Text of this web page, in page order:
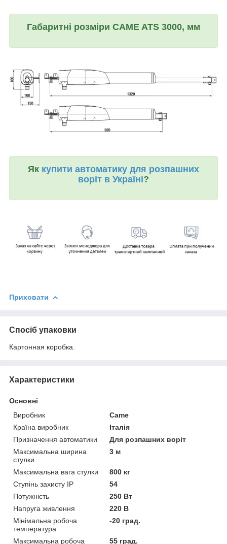
Габаритні розміри CAME ATS 3000, мм
Як купити автоматику для розпашних
воріт в Україні?
Приховати
Спосіб упаковки
Картонная коробка.
Характеристики
Основні
Виробник
Came
Країна виробник
Італія
Призначення автоматики
Для розпашних воріт
Максимальна ширина
стулки
3 м
Максимальна вага стулки
800 кг
Ступінь захисту IP
54
Потужність
250 Вт
Напруга живлення
220 В
Мінімальна робоча
температура
-20 град.
Максимальна робоча 55 град.